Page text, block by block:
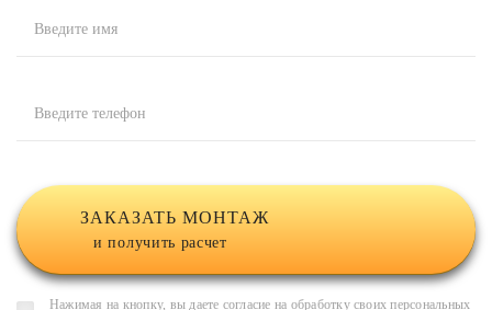
Введите имя
Введите телефон
ЗАКАЗАТЬ МОНТАЖ
и получить расчет
Нажимая на кнопку, вы даете согласие на обработку своих персональных